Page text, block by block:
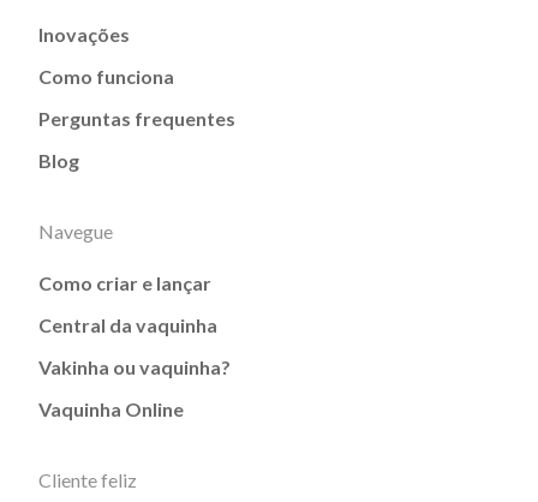
Inovações
Como funciona
Perguntas frequentes
Blog
Navegue
Como criar e lançar
Central da vaquinha
Vakinha ou vaquinha?
Vaquinha Online
Cliente feliz